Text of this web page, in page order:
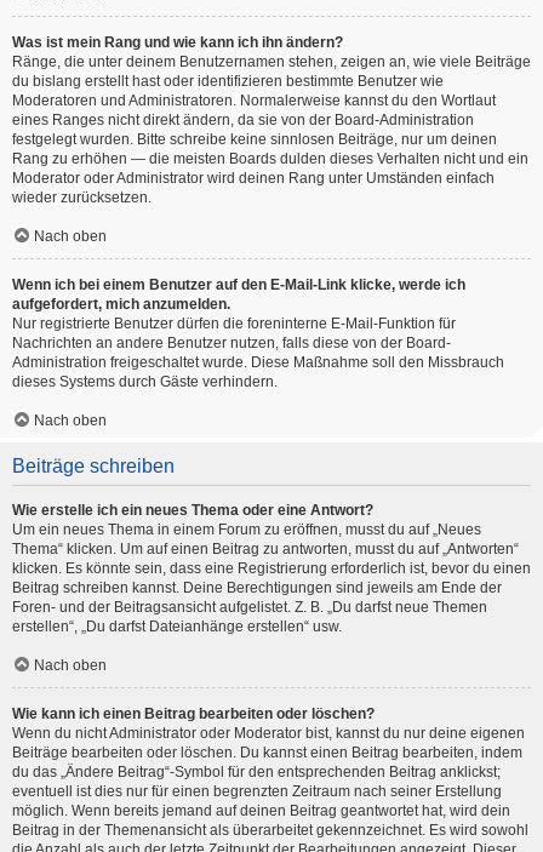
Was ist mein Rang und wie kann ich ihn ändern?
Ränge, die unter deinem Benutzernamen stehen, zeigen an, wie viele Beiträge
du bislang erstellt hast oder identifizieren bestimmte Benutzer wie
Moderatoren und Administratoren. Normalerweise kannst du den Wortlaut
eines Ranges nicht direkt ändern, da sie von der Board-Administration
festgelegt wurden. Bitte schreibe keine sinnlosen Beiträge, nur um deinen
Rang zu erhöhen — die meisten Boards dulden dieses Verhalten nicht und ein
Moderator oder Administrator wird deinen Rang unter Umständen einfach
wieder zurücksetzen.
Nach oben
Wenn ich bei einem Benutzer auf den E-Mail-Link klicke, werde ich
aufgefordert, mich anzumelden.
Nur registrierte Benutzer dürfen die foreninterne E-Mail-Funktion für
Nachrichten an andere Benutzer nutzen, falls diese von der Board-
Administration freigeschaltet wurde. Diese Maßnahme soll den Missbrauch
dieses Systems durch Gäste verhindern.
Nach oben
Beiträge schreiben
Wie erstelle ich ein neues Thema oder eine Antwort?
Um ein neues Thema in einem Forum zu eröffnen, musst du auf „Neues
Thema“ klicken. Um auf einen Beitrag zu antworten, musst du auf „Antworten“
klicken. Es könnte sein, dass eine Registrierung erforderlich ist, bevor du einen
Beitrag schreiben kannst. Deine Berechtigungen sind jeweils am Ende der
Foren- und der Beitragsansicht aufgelistet. Z. B. „Du darfst neue Themen
erstellen“, „Du darfst Dateianhänge erstellen“ usw.
Nach oben
Wie kann ich einen Beitrag bearbeiten oder löschen?
Wenn du nicht Administrator oder Moderator bist, kannst du nur deine eigenen
Beiträge bearbeiten oder löschen. Du kannst einen Beitrag bearbeiten, indem
du das „Ändere Beitrag“-Symbol für den entsprechenden Beitrag anklickst;
eventuell ist dies nur für einen begrenzten Zeitraum nach seiner Erstellung
möglich. Wenn bereits jemand auf deinen Beitrag geantwortet hat, wird dein
Beitrag in der Themenansicht als überarbeitet gekennzeichnet. Es wird sowohl